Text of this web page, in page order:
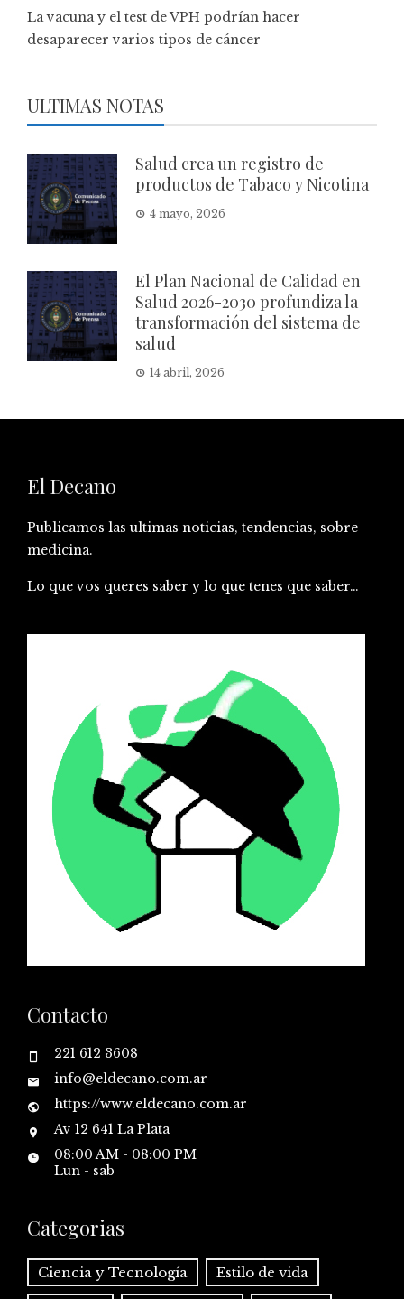
La vacuna y el test de VPH podrían hacer
desaparecer varios tipos de cáncer
ULTIMAS NOTAS
Salud crea un registro de
productos de Tabaco y Nicotina
4 mayo, 2026
El Plan Nacional de Calidad en
Salud 2026-2030 profundiza la
transformación del sistema de
salud
14 abril, 2026
El Decano
Publicamos las ultimas noticias, tendencias, sobre
medicina.
Lo que vos queres saber y lo que tenes que saber…
Contacto
221 612 3608
info@eldecano.com.ar
https://www.eldecano.com.ar
Av 12 641 La Plata
08:00 AM - 08:00 PM
Lun - sab
Categorias
Ciencia y Tecnología Estilo de vida